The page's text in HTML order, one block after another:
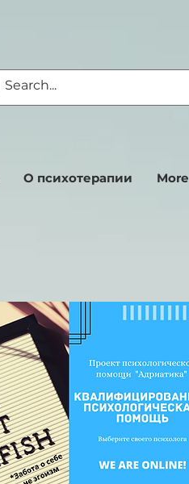
О психотерапии More